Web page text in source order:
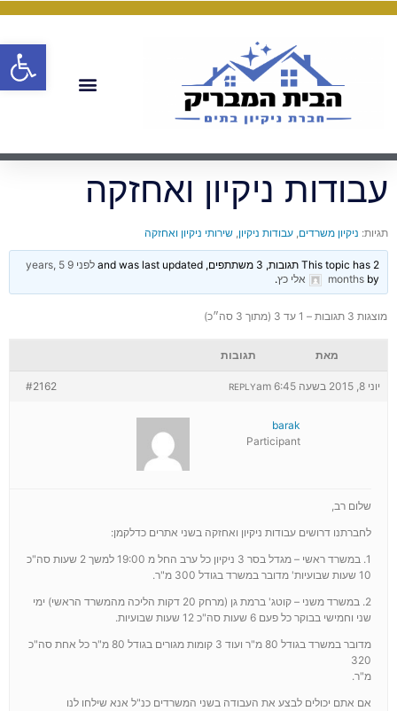
עבודות ניקיון ואחזקה
תגיות: ניקיון משרדים, עבודות ניקיון, שירותי ניקיון ואחזקה
This topic has 2 תגובות, 3 משתתפים, and was last updated
לפני 9 years, 5
monthsby אלי כץ.
מוצגות 3 תגובות – 1 עד 3 (מתוך 3 סה״כ)
מאת תגובות
יוני 8, 2015 בשעה 6:45 am #2162 REPLY
barak
Participant
שלום רב,
לחברתנו דרושים עבודות ניקיון ואחזקה בשני אתרים כדלקמן:
1. במשרד ראשי – מגדל בסר 3 ניקיון כל ערב החל מ 19:00 למשך 2 שעות סה"כ
10 שעות שבועיות' מדובר במשרד בגודל 300 מ"ר.
2. במשרד משני – קוטג' ברמת גן (מרחק 20 דקות הליכה מהמשרד הראשי) ימי
שני וחמישי בבוקר כל פעם 6 שעות סה"כ 12 שעות שבועיות.
מדובר במשרד בגודל 80 מ"ר ועוד 3 קומות מגורים בגודל 80 מ"ר כל אחת סה"כ
320
מ"ר.
אם אתם יכולים לבצע את העבודה בשני המשרדים כנ"ל אנא שילחו לנו